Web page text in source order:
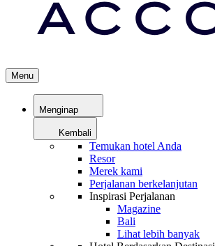
Menu
Menginap
Kembali
Temukan hotel Anda
Resor
Merek kami
Perjalanan berkelanjutan
Inspirasi Perjalanan
Magazine
Bali
Lihat lebih banyak